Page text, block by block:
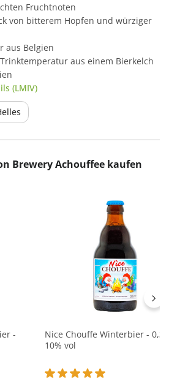
Fruchtnoten
von bitterem Hopfen und würziger
aus Belgien
aus einem Bierkelch
(LMIV)
Brewery Achouffee kaufen
-
Nice Chouffe Winterbier -
10% vol